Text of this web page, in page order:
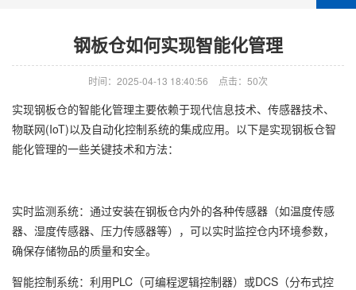
钢板仓如何实现智能化管理
时间：2025-04-13 18:40:56 点击：50次
实现钢板仓的智能化管理主要依赖于现代信息技术、传感器技术、
物联网(IoT)以及自动化控制系统的集成应用。以下是实现钢板仓智
能化管理的一些关键技术和方法：
实时监测系统：通过安装在钢板仓内外的各种传感器（如温度传感
器、湿度传感器、压力传感器等），可以实时监控仓内环境参数，
确保存储物品的质量和安全。
智能控制系统：利用PLC（可编程逻辑控制器）或DCS（分布式控